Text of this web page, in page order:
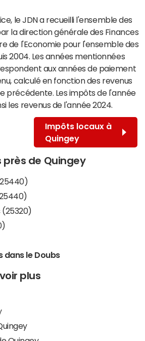
le JDN a recueilli l'ensemble des
la direction générale des Finances
de l'Economie pour l'ensemble des
2004. Les années mentionnées
aux années de paiement
calculé en fonction des revenus
précédente. Les impôts de l'année
les revenus de l'année 2024.
Impôts locaux à
Quingey
près de Quingey
(25320)
dans le Doubs
plus